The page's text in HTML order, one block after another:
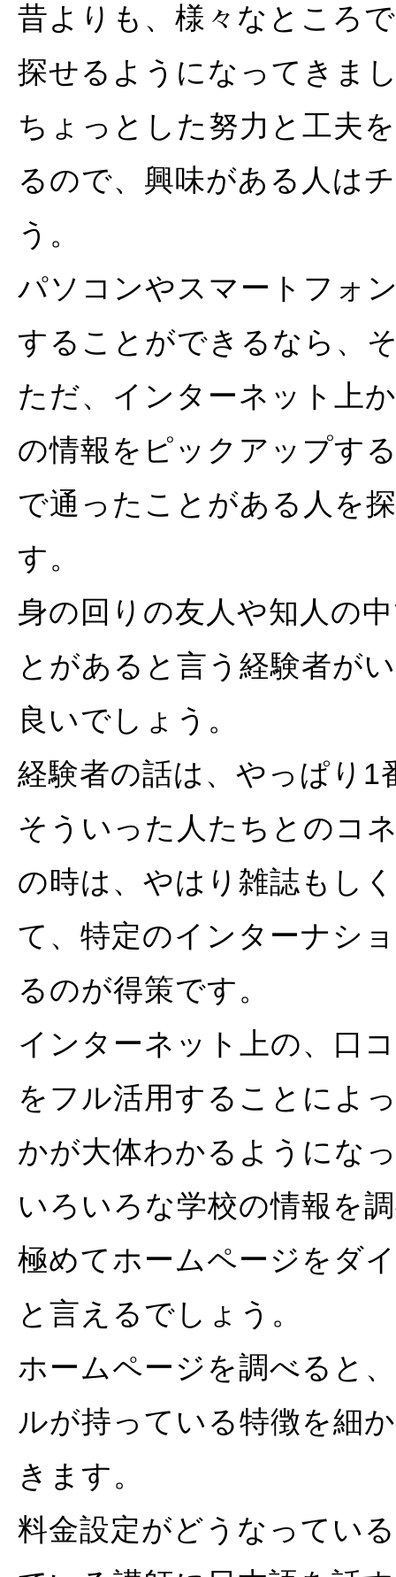
昔よりも、様々なところ
探せるようになってきま
ちょっとした努力と工夫
るので、興味がある人は
う。
パソコンやスマートフォ
することができるなら、
ただ、インターネット上
の情報をピックアップす
で通ったことがある人を
す。
身の回りの友人や知人の
とがあると言う経験者が
良いでしょう。
経験者の話は、やっぱり1
そういった人たちとのコ
の時は、やはり雑誌もし
て、特定のインターナシ
るのが得策です。
インターネット上の、口
をフル活用することによ
かが大体わかるようにな
いろいろな学校の情報を
極めてホームページをダ
と言えるでしょう。
ホームページを調べると
ルが持っている特徴を細
きます。
料金設定がどうなってい